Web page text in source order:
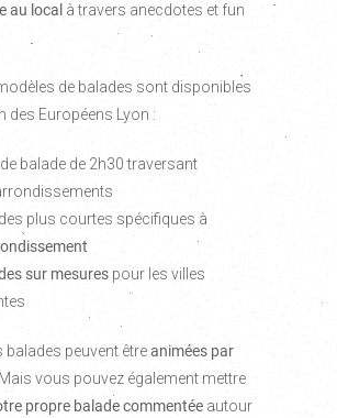
au local à travers anecdotes et fun
de balades sont disponibles
des Européens Lyon :
balade de 2h30 traversant
plus courtes spécifiques à
sur mesures pour les villes
balades peuvent êtreanimées par
. Mais vous pouvez également mettre
propre balade commentée autour